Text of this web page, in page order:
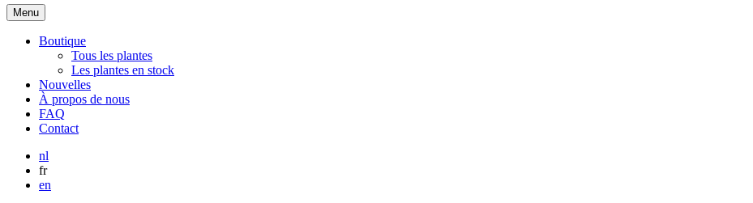
Menu
Boutique
Tous les plantes
Les plantes en stock
Nouvelles
À propos de nous
FAQ
Contact
nl
fr
en